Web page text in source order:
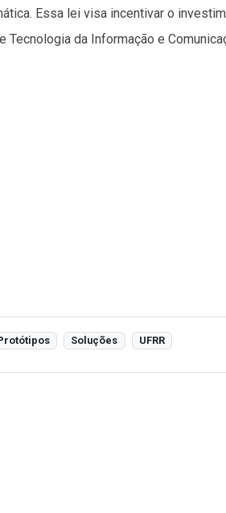
Essa lei visa incentivar o
da Informação e
Soluções UFRR